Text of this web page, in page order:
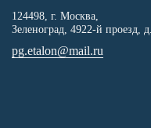
124498 , г. Москва,
Зеленоград 4922-й проезд,
pg.etalon@mail.ru